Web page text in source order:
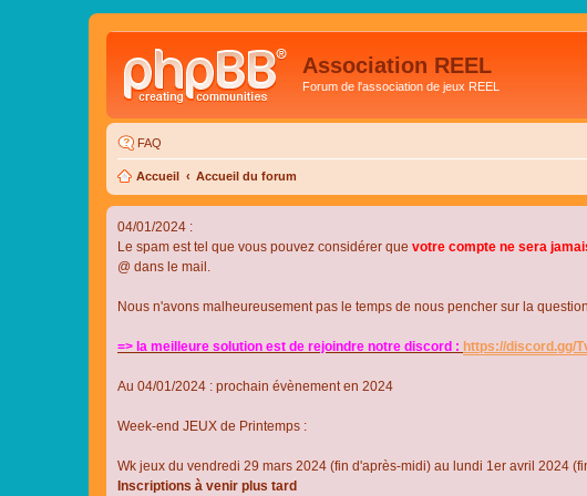
Association REEL
Forum de l'association de jeux REEL
FAQ
Accueil Accueil du forum
04/01/2024 :
Le spam est tel que vous pouvez considérer que votre compte ne sera
@ dans le mail.
Nous n'avons malheureusement pas le temps de nous pencher sur la
=> la meilleure solution est de rejoindre notre discord : https://discord.gg/
Au 04/01/2024 : prochain évènement en 2024
Week-end JEUX de Printemps :
Wk jeux du vendredi 29 mars 2024 (fin d'après-midi) au lundi 1er avril 2024
Inscriptions à venir plus tard